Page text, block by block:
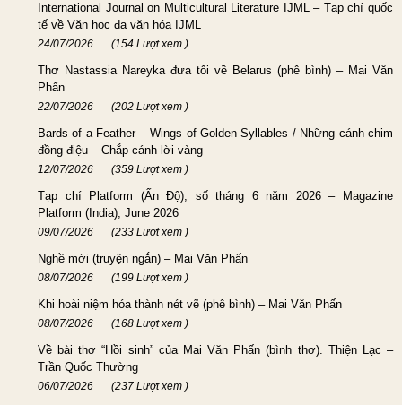
International Journal on Multicultural Literature IJML – Tạp chí quốc
tế về Văn học đa văn hóa IJML
24/07/2026 (154 Lượt xem )
Thơ Nastassia Nareyka đưa tôi về Belarus (phê bình) – Mai Văn
Phấn
22/07/2026 (202 Lượt xem )
Bards of a Feather – Wings of Golden Syllables / Những cánh chim
đồng điệu – Chắp cánh lời vàng
12/07/2026 (359 Lượt xem )
Tạp chí Platform (Ấn Độ), số tháng 6 năm 2026 – Magazine
Platform (India), June 2026
09/07/2026 (233 Lượt xem )
Nghề mới (truyện ngắn) – Mai Văn Phấn
08/07/2026 (199 Lượt xem )
Khi hoài niệm hóa thành nét vẽ (phê bình) – Mai Văn Phấn
08/07/2026 (168 Lượt xem )
Về bài thơ “Hồi sinh” của Mai Văn Phấn (bình thơ). Thiện Lạc –
Trần Quốc Thường
06/07/2026 (237 Lượt xem )